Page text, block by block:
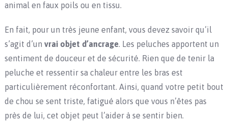
animal en faux poils ou en tissu.
En fait, pour un très jeune enfant, vous devez savoir qu’il
s’agit d’un vrai objet d’ancrage. Les peluches apportent un
sentiment de douceur et de sécurité. Rien que de tenir la
peluche et ressentir sa chaleur entre les bras est
particulièrement réconfortant. Ainsi, quand votre petit bout
de chou se sent triste, fatigué alors que vous n’êtes pas
près de lui, cet objet peut l’aider à se sentir bien.